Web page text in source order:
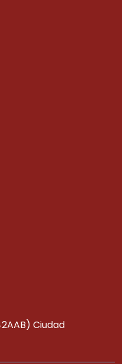
Ciudad